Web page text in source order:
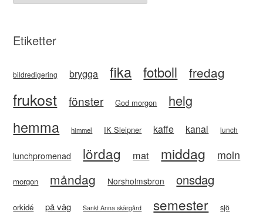
Etiketter
bildredigering brygga fika fotboll fredag
frukost fönster God morgon helg
hemma himmel IK Sleipner kaffe kanal lunch
lunchpromenad lördag mat middag moln
morgon måndag Norsholmsbron onsdag
orkidé på väg Sankt Anna skärgård semester sjö